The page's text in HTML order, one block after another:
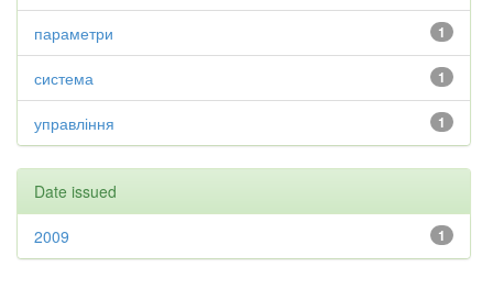
1
параметри
1
система
1
управління
Date issued
1
2009